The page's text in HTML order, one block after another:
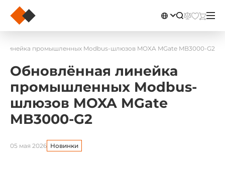
линейка промышленных Modbus-шлюзов MOXA MGate MB3000-G2
Обновлённая линейка
промышленных Modbus-
шлюзов MOXA MGate
MB3000-G2
05 мая 2026 Новинки